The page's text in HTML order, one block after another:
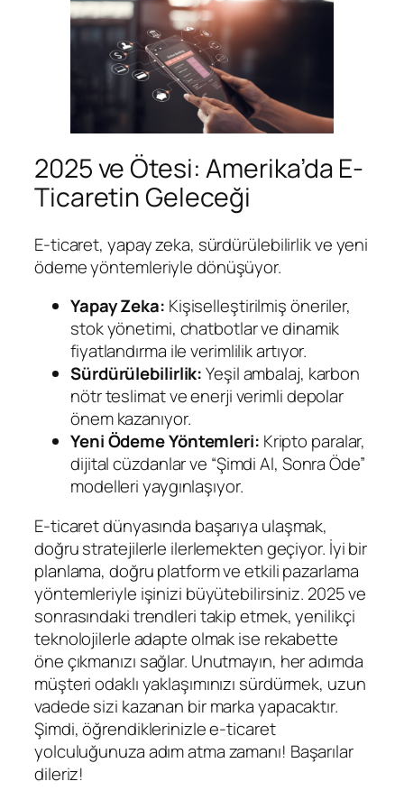
2025 ve Ötesi: Amerika’da E-
Ticaretin Geleceği
E-ticaret, yapay zeka, sürdürülebilirlik ve yeni
ödeme yöntemleriyle dönüşüyor.
Yapay Zeka: Kişiselleştirilmiş öneriler,
stok yönetimi, chatbotlar ve dinamik
fiyatlandırma ile verimlilik artıyor.
Sürdürülebilirlik:Yeşil ambalaj, karbon
nötr teslimat ve enerji verimli depolar
önem kazanıyor.
Yeni Ödeme Yöntemleri: Kripto paralar,
dijital cüzdanlar ve “Şimdi Al, Sonra Öde”
modelleri yaygınlaşıyor.
E-ticaret dünyasında başarıya ulaşmak,
doğru stratejilerle ilerlemekten geçiyor. İyi bir
planlama, doğru platform ve etkili pazarlama
yöntemleriyle işinizi büyütebilirsiniz. 2025 ve
sonrasındaki trendleri takip etmek, yenilikçi
teknolojilerle adapte olmak ise rekabette
öne çıkmanızı sağlar. Unutmayın, her adımda
müşteri odaklı yaklaşımınızı sürdürmek, uzun
vadede sizi kazanan bir marka yapacaktır.
Şimdi, öğrendiklerinizle e-ticaret
yolculuğunuza adım atma zamanı! Başarılar
dileriz!